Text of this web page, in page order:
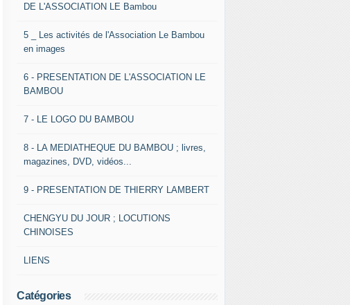
DE L'ASSOCIATION LE Bambou
5 _ Les activités de l'Association Le Bambou
en images
6 - PRESENTATION DE L'ASSOCIATION LE
BAMBOU
7 - LE LOGO DU BAMBOU
8 - LA MEDIATHEQUE DU BAMBOU ; livres,
magazines, DVD, vidéos...
9 - PRESENTATION DE THIERRY LAMBERT
CHENGYU DU JOUR ; LOCUTIONS
CHINOISES
LIENS
Catégories